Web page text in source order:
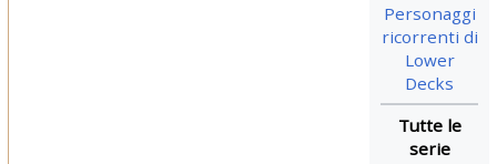
Personaggi
ricorrenti di
Lower
Decks